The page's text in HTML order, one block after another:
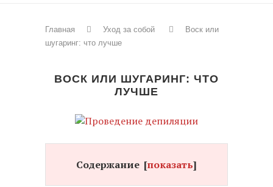
Главная Уход за собой
Воск или
шугаринг: что лучше
ВОСК ИЛИ ШУГАРИНГ: ЧТО
ЛУЧШЕ
Содержание [показать]